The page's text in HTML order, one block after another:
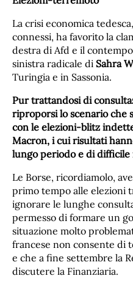
La crisi economica
connessi, ha favorito la
destra di Afd e il
sinistra radicale di Sahra
Turingia e in Sassonia.
Pur trattandosi di
riproporsi lo scenario che
con le elezioni-blitz
Macron, i cui risultati
lungo periodo e di difficile
Le Borse, ricordiamolo,
primo tempo alle elezioni
ignorare le lunghe
permesso di formare un
situazione molto
francese non consente di
e che a fine settembre la
discutere la Finanziaria.